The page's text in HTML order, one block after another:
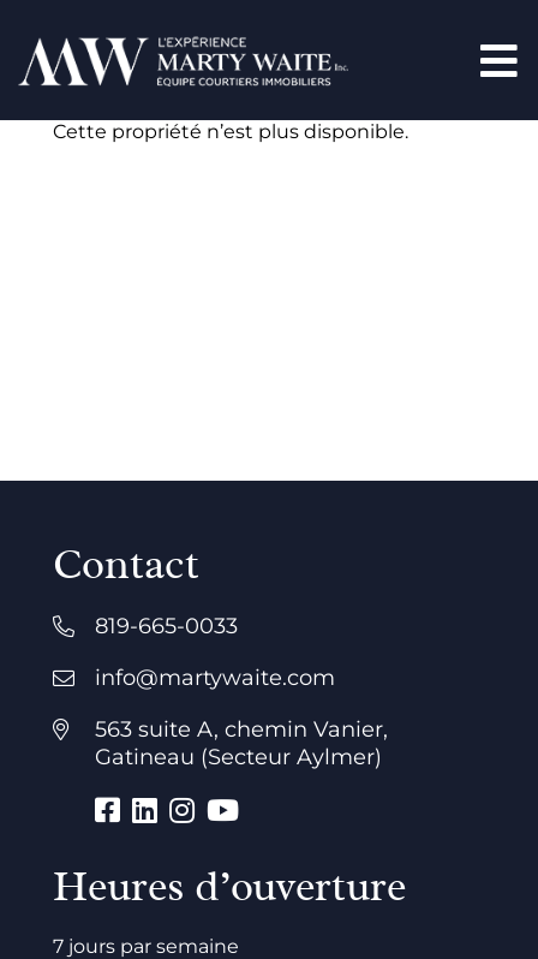
Cette propriété n’est plus disponible.
Contact
819-665-0033
info@martywaite.com
563 suite A, chemin Vanier,
Gatineau (Secteur Aylmer)
Heures d’ouverture
7 jours par semaine